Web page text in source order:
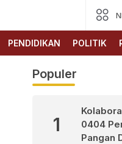
PENDIDIKAN POLITIK
Populer
1
0404
Pangan